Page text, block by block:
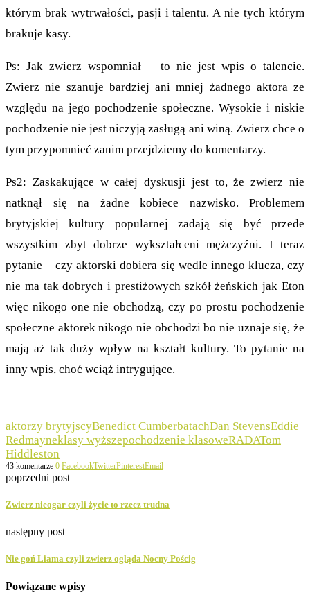
którym brak wytrwałości, pasji i talentu. A nie tych którym
brakuje kasy.
Ps: Jak zwierz wspomniał – to nie jest wpis o talencie.
Zwierz nie szanuje bardziej ani mniej żadnego aktora ze
względu na jego pochodzenie społeczne. Wysokie i niskie
pochodzenie nie jest niczyją zasługą ani winą. Zwierz chce o
tym przypomnieć zanim przejdziemy do komentarzy.
Ps2: Zaskakujące w całej dyskusji jest to, że zwierz nie
natknął się na żadne kobiece nazwisko. Problemem
brytyjskiej kultury popularnej zadają się być przede
wszystkim zbyt dobrze wykształceni mężczyźni. I teraz
pytanie – czy aktorski dobiera się wedle innego klucza, czy
nie ma tak dobrych i prestiżowych szkół żeńskich jak Eton
więc nikogo one nie obchodzą, czy po prostu pochodzenie
społeczne aktorek nikogo nie obchodzi bo nie uznaje się, że
mają aż tak duży wpływ na kształt kultury. To pytanie na
inny wpis, choć wciąż intrygujące.
aktorzy brytyjscyBenedict CumberbatachDan StevensEddie
Redmayneklasy wyższepochodzenie klasoweRADATom
Hiddleston
43 komentarze 0 FacebookTwitterPinterestEmail
poprzedni post
Zwierz nieogar czyli życie to rzecz trudna
następny post
Nie goń Liama czyli zwierz ogląda Nocny Pościg
Powiązane wpisy